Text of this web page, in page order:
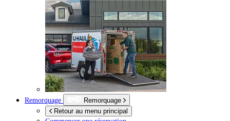
Remorquage
Remorquage
Retour au menu principal